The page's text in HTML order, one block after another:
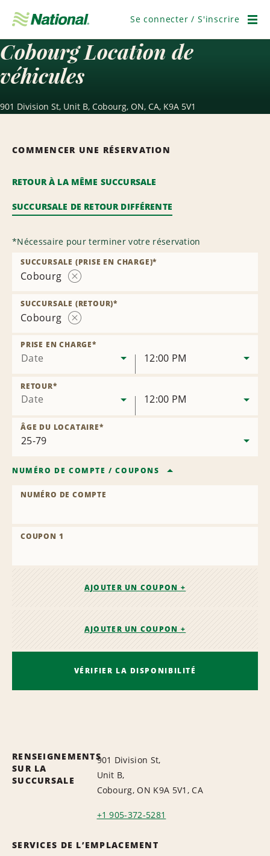
navigation
Se connecter / S'inscrire
Cobourg Location de
véhicules
901 Division St, Unit B, Cobourg, ON, CA, K9A 5V1
COMMENCER UNE RÉSERVATION
RETOUR À LA MÊME SUCCURSALE
SUCCURSALE DE RETOUR DIFFÉRENTE
*Nécessaire pour terminer votre réservation
Cobourg
la
succursale
SUCCURSALE (PRISE EN CHARGE)*
Cobourg
la
SUCCURSALE (RETOUR)*
Date
PRISE EN CHARGE*
12:00 PM
Date
RETOUR*
12:00 PM
ÂGE DU LOCATAIRE*
NUMÉRO DE COMPTE /COUPONS
NUMÉRO DE COMPTE
COUPON 1
AJOUTER UN COUPON +
AJOUTER UN COUPON +
VÉRIFIER LA DISPONIBILITÉ
RENSEIGNEMENTS
SUR LA
SUCCURSALE
901 Division St,
Unit B,
Cobourg, ON K9A 5V1, CA
+1 905-372-5281
SERVICES DE L’EMPLACEMENT